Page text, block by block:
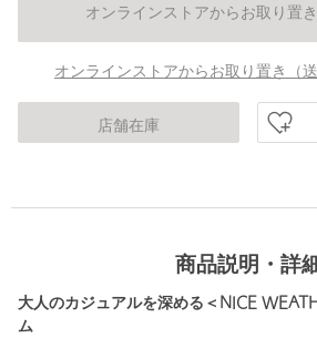
オンラインストアからお取り置き
オンラインストアからお取り置き（
店舗在庫
商品説明・詳
大人のカジュアルを深める＜NICE
ム